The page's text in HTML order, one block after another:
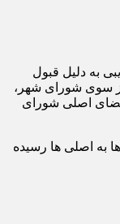
به دلیل قبول
از سوی شورای شهر،
اصلی شورای
به اصلی ها رسیده